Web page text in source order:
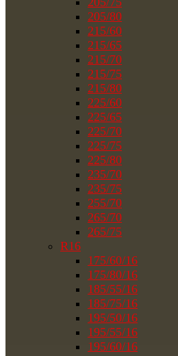
205/80
215/60
215/65
215/70
215/75
215/80
225/60
225/65
225/70
225/75
225/80
235/70
235/75
255/70
265/70
265/75
R16
175/60/16
175/80/16
185/55/16
185/75/16
195/50/16
195/55/16
195/60/16